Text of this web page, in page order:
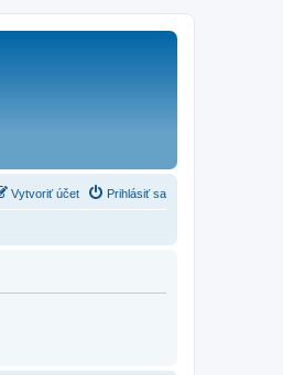
Prihlásiť sa
Vytvoriť účet